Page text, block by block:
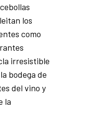
los
como
irresistible
bodega de
del vino y
la